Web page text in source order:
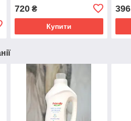
720₴
Купити
396